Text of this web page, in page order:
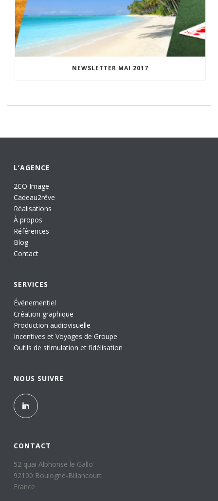
NEWSLETTER MAI 2017
L’AGENCE
2CO Image
Cadeau2rêve
Réalisations
À propos
Références
Blog
Contact
SERVICES
Événementiel
Création graphique
Production audiovisuelle
Incentives et Voyages de Groupe
Outils de stimulation et fidélisation
NOUS SUIVRE
CONTACT
52 quai Alphonse le Gallo
92100 Boulogne-Billancourt
France